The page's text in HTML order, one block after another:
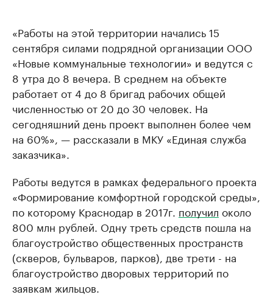
«Работы на этой территории начались 15
сентября силами подрядной организации ООО
«Новые коммунальные технологии» и ведутся с
8 утра до 8 вечера. В среднем на объекте
работает от 4 до 8 бригад рабочих общей
численностью от 20 до 30 человек. На
сегодняшний день проект выполнен более чем
на 60%», — рассказали в МКУ «Единая служба
заказчика».
Работы ведутся в рамках федерального проекта
«Формирование комфортной городской среды»,
по которому Краснодар в 2017г. получил около
800 млн рублей. Одну треть средств пошла на
благоустройство общественных пространств
(скверов, бульваров, парков), две трети - на
благоустройство дворовых территорий по
заявкам жильцов.